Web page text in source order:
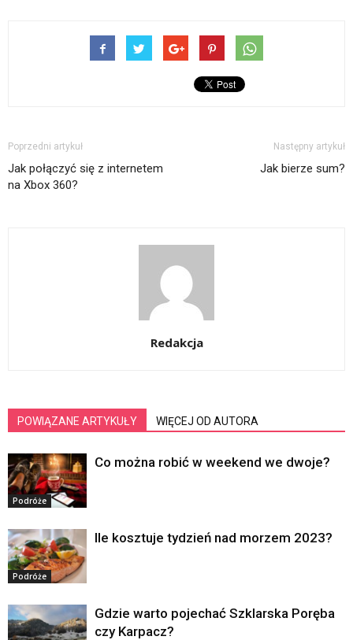
Poprzedni artykuł
Jak połączyć się z internetem
na Xbox 360?
Następny artykuł
Jak bierze sum?
Redakcja
POWIĄZANE ARTYKUŁY WIĘCEJ OD AUTORA
Podróże
Co można robić w weekend we dwoje?
Podróże
Ile kosztuje tydzień nad morzem 2023?
Gdzie warto pojechać Szklarska Poręba
czy Karpacz?